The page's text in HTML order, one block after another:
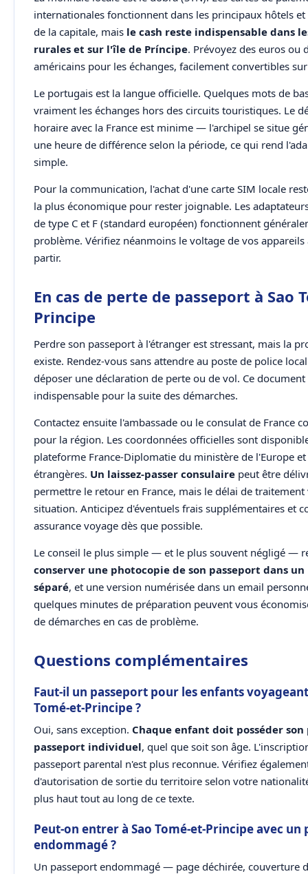
internationales fonctionnent dans les principaux hôtels et
de la capitale, mais le cash reste indispensable dans
rurales et sur l'île de Príncipe. Prévoyez des euros ou
américains pour les échanges, facilement convertibles
Le portugais est la langue officielle. Quelques mots de
vraiment les échanges hors des circuits touristiques. Le
horaire avec la France est minime — l'archipel se situe
une heure de différence selon la période, ce qui rend
simple.
Pour la communication, l'achat d'une carte SIM locale
la plus économique pour rester joignable. Les
de type C et F (standard européen) fonctionnent
problème. Vérifiez néanmoins le voltage de vos appareils
partir.
En cas de perte de passeport à Sao
Principe
Perdre son passeport à l'étranger est stressant, mais la
existe. Rendez-vous sans attendre au poste de police
déposer une déclaration de perte ou de vol. Ce document
indispensable pour la suite des démarches.
Contactez ensuite l'ambassade ou le consulat de France
pour la région. Les coordonnées officielles sont
plateforme France-Diplomatie du ministère de l'Europe
étrangères. Un laissez-passer consulaire peut être
permettre le retour en France, mais le délai de traitement
situation. Anticipez d'éventuels frais supplémentaires et
assurance voyage dès que possible.
Le conseil le plus simple — et le plus souvent négligé —
conserver une photocopie de son passeport dans un
séparé, et une version numérisée dans un email
quelques minutes de préparation peuvent vous
de démarches en cas de problème.
Questions complémentaires
Faut-il un passeport pour les enfants
Tomé-et-Principe ?
Oui, sans exception. Chaque enfant doit posséder
passeport individuel, quel que soit son âge.
passeport parental n'est plus reconnue. Vérifiez
d'autorisation de sortie du territoire selon votre
plus haut tout au long de ce texte.
Peut-on entrer à Sao Tomé-et-Principe avec un
endommagé ?
Un passeport endommagé — page déchirée, couverture